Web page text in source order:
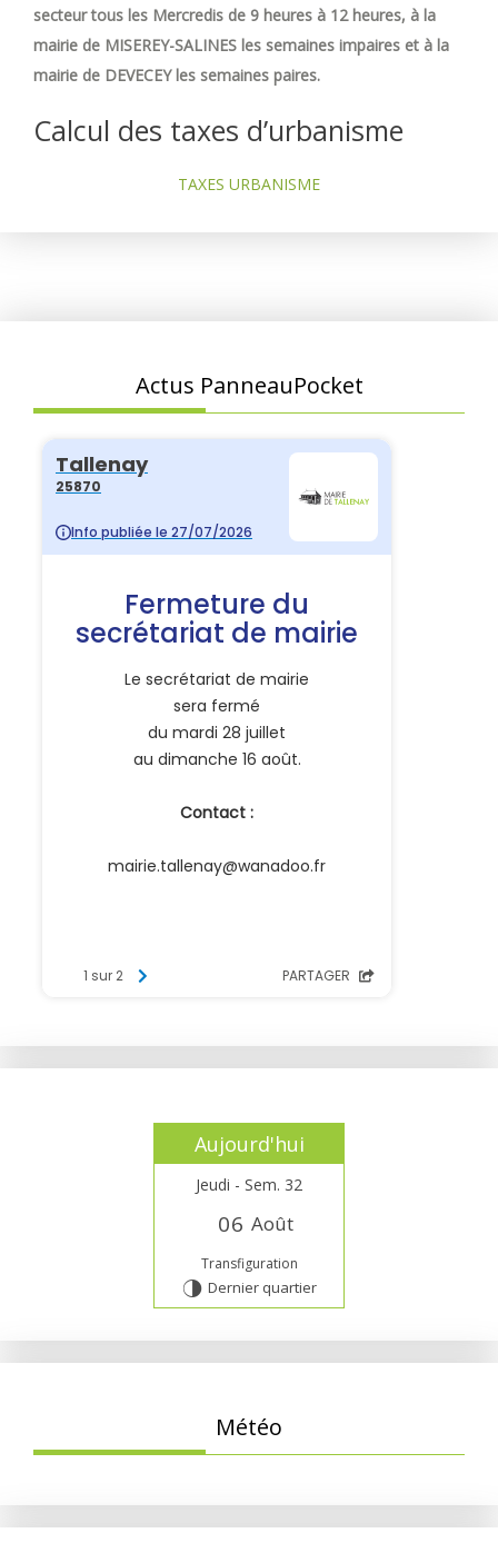
secteur tous les Mercredis de 9 heures à 12 heures, à la
mairie de MISEREY-SALINES les semaines impaires et à la
mairie de DEVECEY les semaines paires.
Calcul des taxes d’urbanisme
TAXES URBANISME
Actus PanneauPocket
Aujourd'hui
Jeudi - Sem. 32
06 Août
Transfiguration
T Dernier quartier
Météo